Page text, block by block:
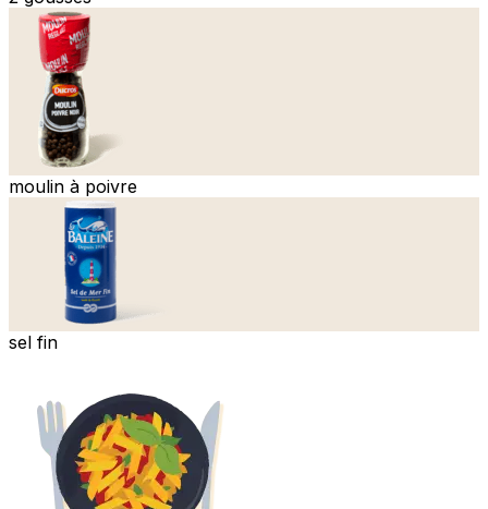
moulin à poivre
sel fin